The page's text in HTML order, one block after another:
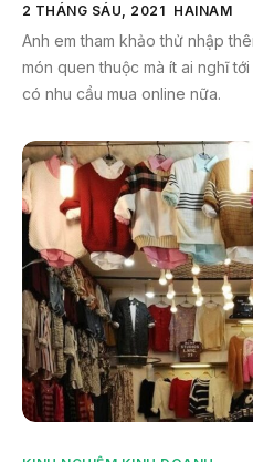
2 THÁNG SÁU, 2021 HAINAM
Anh em tham khảo thử nhập
món quen thuộc mà ít ai nghĩ
có nhu cầu mua online nữa.